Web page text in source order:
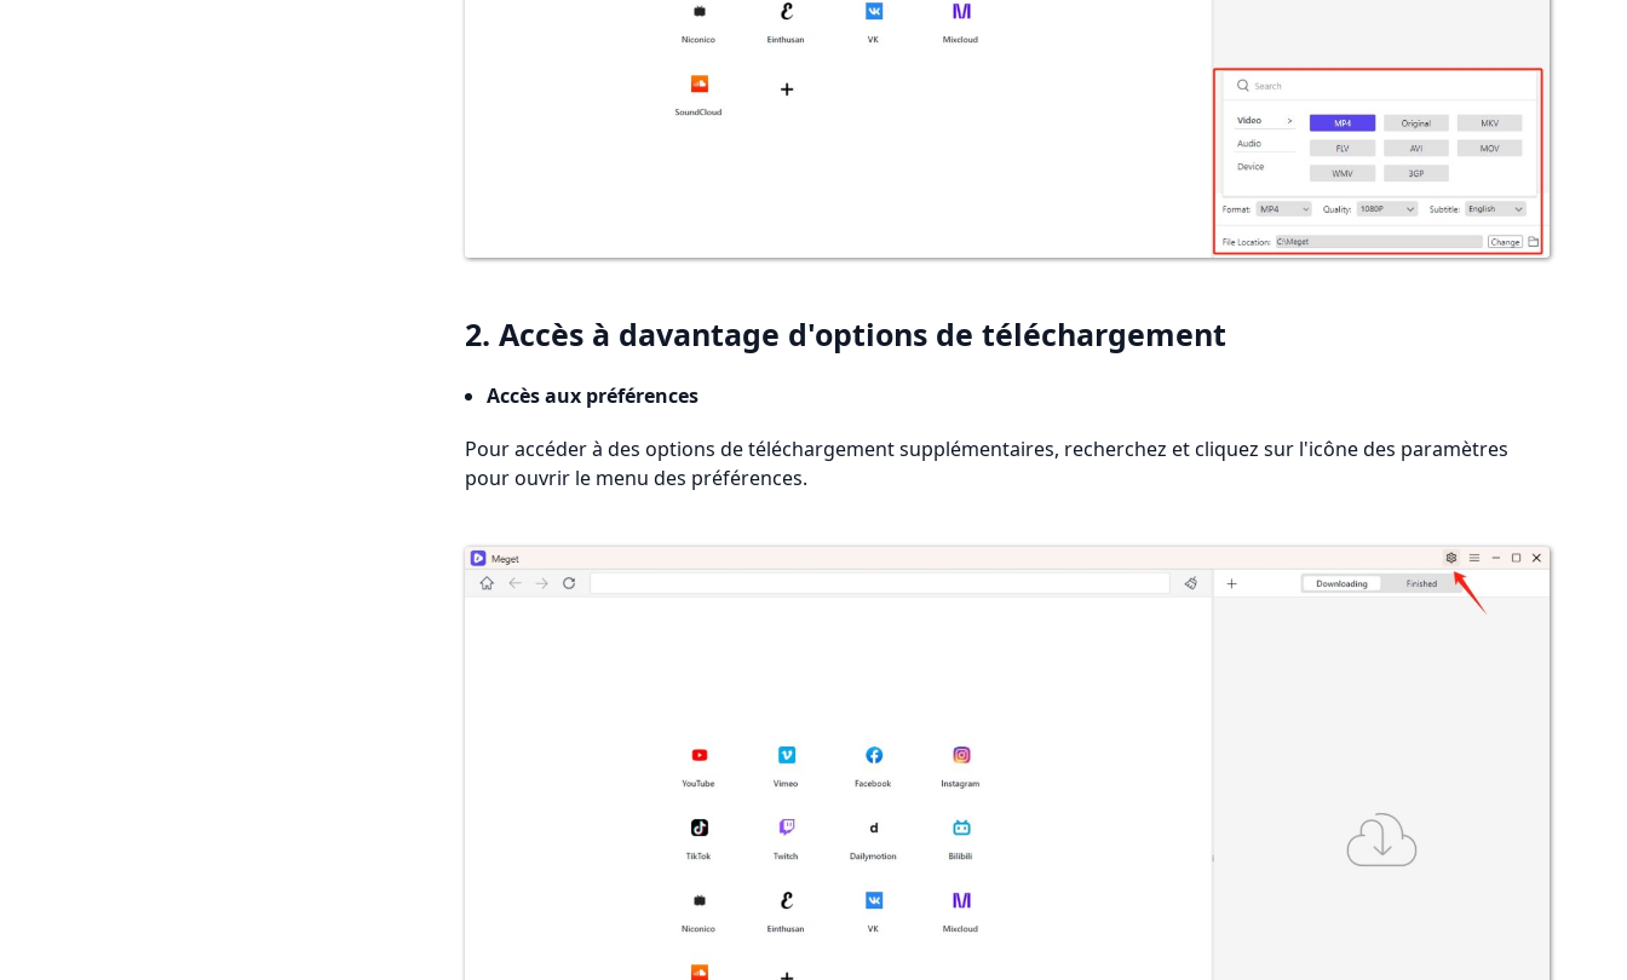
2. Accès à davantage d'options de téléchargement
Accès aux préférences
Pour accéder à des options de téléchargement supplémentaires, recherchez et cliquez sur l'icône des paramètres
pour ouvrir le menu des préférences.